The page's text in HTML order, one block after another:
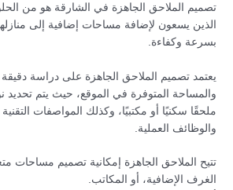
تصميم الملاحق الجاهزة في الشارقة هو من الحلول
الذين يسعون لإضافة مساحات إضافية إلى
بسرعة وكفاءة.
يعتمد تصميم الملاحق الجاهزة على دراسة دقيقة
والمساحة المتوفرة في الموقع، حيث يتم تحديد
ملحقًا سكنيًا أو مكتبيًا، وكذلك المواصفات
والوظائف العملية.
تتيح الملاحق الجاهزة إمكانية تصميم مساحات
الغرف الإضافية، أو المكاتب.